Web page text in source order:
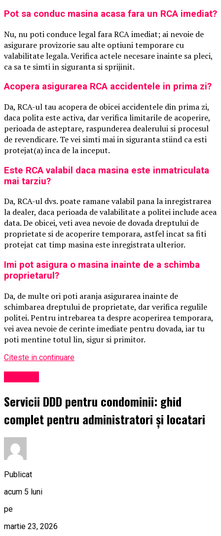
Pot sa conduc masina acasa fara un RCA imediat?
Nu, nu poti conduce legal fara RCA imediat; ai nevoie de
asigurare provizorie sau alte optiuni temporare cu
valabilitate legala. Verifica actele necesare inainte sa pleci,
ca sa te simti in siguranta si sprijinit.
Acopera asigurarea RCA accidentele in prima zi?
Da, RCA-ul tau acopera de obicei accidentele din prima zi,
daca polita este activa, dar verifica limitarile de acoperire,
perioada de asteptare, raspunderea dealerului si procesul
de revendicare. Te vei simti mai in siguranta stiind ca esti
protejat(a) inca de la inceput.
Este RCA valabil daca masina este inmatriculata
mai tarziu?
Da, RCA-ul dvs. poate ramane valabil pana la inregistrarea
la dealer, daca perioada de valabilitate a politei include acea
data. De obicei, veti avea nevoie de dovada dreptului de
proprietate si de acoperire temporara, astfel incat sa fiti
protejat cat timp masina este inregistrata ulterior.
Imi pot asigura o masina inainte de a schimba
proprietarul?
Da, de multe ori poti aranja asigurarea inainte de
schimbarea dreptului de proprietate, dar verifica regulile
politei. Pentru intrebarea ta despre acoperirea temporara,
vei avea nevoie de cerinte imediate pentru dovada, iar tu
poti mentine totul lin, sigur si primitor.
Citeste in continuare
Servicii DDD pentru condominii: ghid
complet pentru administratori și locatari
Publicat
acum 5 luni
pe
martie 23, 2026